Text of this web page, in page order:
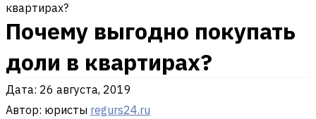
квартирах?
Почему выгодно покупать
доли в квартирах?
Дата: 26 августа, 2019
Автор: юристы regurs24.ru